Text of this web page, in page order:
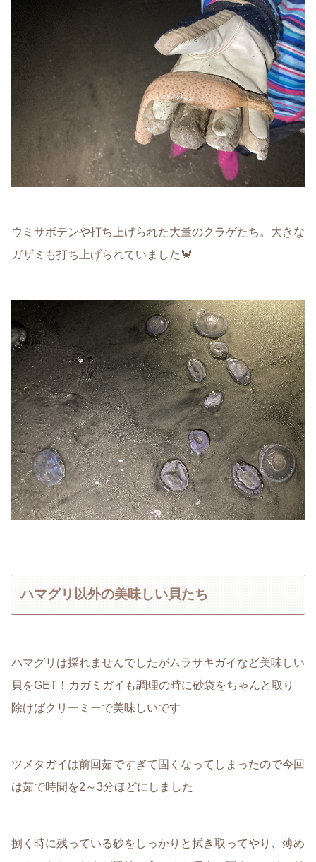
ウミサボテンや打ち上げられた大量のクラゲたち。大きな
ガザミも打ち上げられていました🦀
ハマグリ以外の美味しい貝たち
ハマグリは採れませんでしたがムラサキガイなど美味しい
貝をGET！カガミガイも調理の時に砂袋をちゃんと取り
除けばクリーミーで美味しいです
ツメタガイは前回茹ですぎて固くなってしまったので今回
は茹で時間を2～3分ほどにしました
捌く時に残っている砂をしっかりと拭き取ってやり、薄め